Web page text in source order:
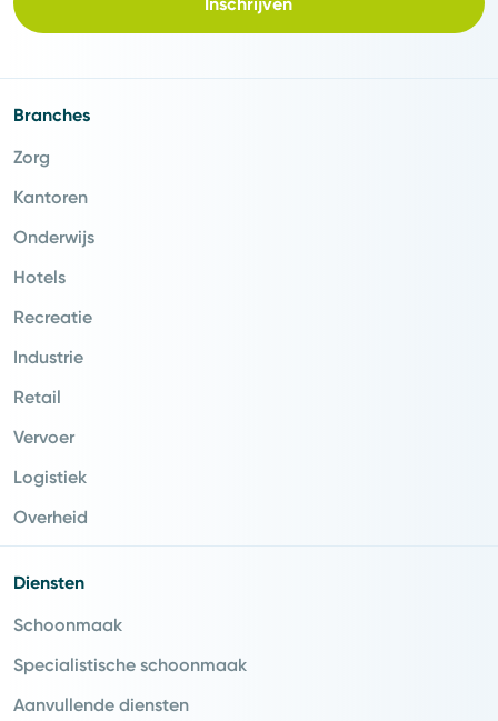
Branches
Zorg
Kantoren
Onderwijs
Hotels
Recreatie
Industrie
Retail
Vervoer
Logistiek
Overheid
Diensten
Schoonmaak
Specialistische schoonmaak
Aanvullende diensten